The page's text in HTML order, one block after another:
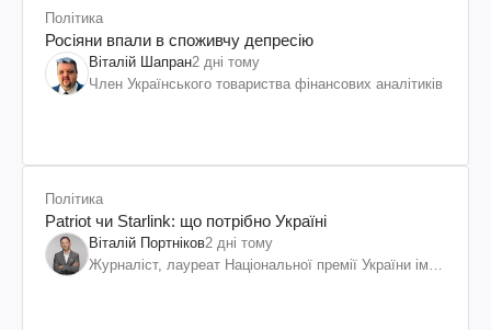
Політика
Росіяни впали в споживчу депресію
Віталій Шапран2 дні тому
Член Українського товариства фінансових аналітиків
Політика
Patriot чи Starlink: що потрібно Україні
Віталій Портніков2 дні тому
Журналіст, лауреат Національної премії України ім.